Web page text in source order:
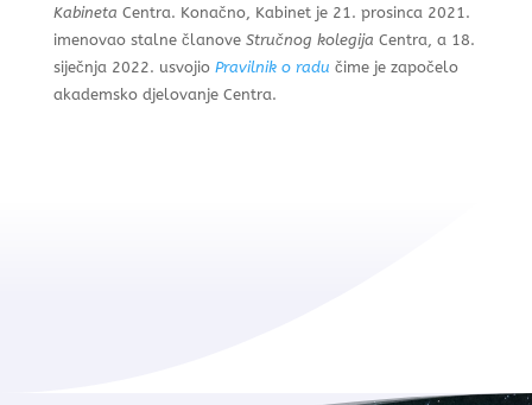
Kabineta Centra. Konačno, Kabinet je 21. prosinca 2021.
imenovao stalne članove Stručnog kolegija Centra, a 18.
siječnja 2022. usvojio Pravilnik o radu čime je započelo
akademsko djelovanje Centra.